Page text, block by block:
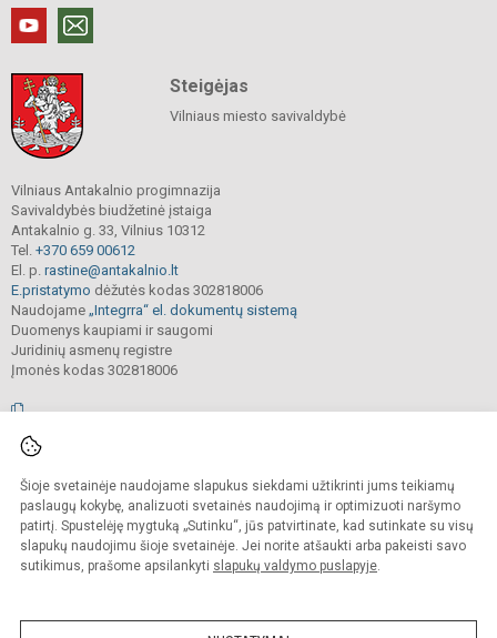
Šioje svetainėje naudojame slapukus siekdami užtikrinti jums teikiamų
paslaugų kokybę, analizuoti svetainės naudojimą ir optimizuoti naršymo
patirtį. Spustelėję mygtuką „Sutinku“, jūs patvirtinate, kad sutinkate su visų
slapukų naudojimu šioje svetainėje. Jei norite atšaukti arba pakeisti savo
sutikimus, prašome apsilankyti slapukų valdymo puslapyje.
Steigėjas
Vilniaus miesto savivaldybė
Vilniaus Antakalnio progimnazija
Savivaldybės biudžetinė įstaiga
Antakalnio g. 33, Vilnius 10312
Tel. +370 659 00612
El. p. rastine@antakalnio.lt
E.pristatymo dėžutės kodas 302818006
Naudojame „Integrra“ el. dokumentų sistemą
Duomenys kaupiami ir saugomi
Juridinių asmenų registre
Įmonės kodas 302818006
Kopijuoti, cituoti ar kitaip atvaizduoti internetinės svetainės turinį be raštiško
mokyklos vadovų sutikimo yra draudžiama.
Prieinamumo paraiška Slapukų valdymas
Sumanus būdas atnaujinti